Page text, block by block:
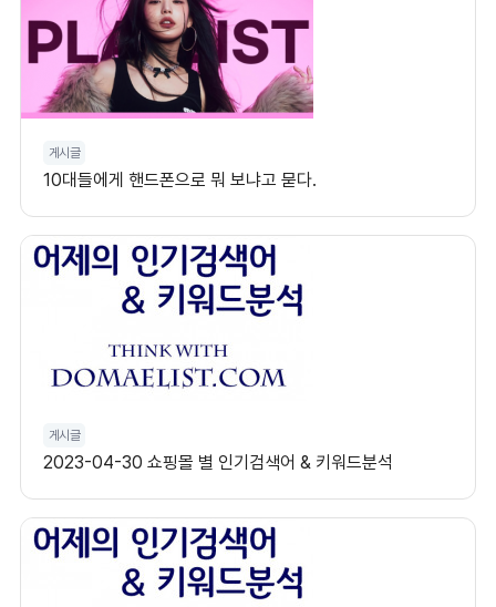
게시글
10대들에게 핸드폰으로 뭐 보냐고 묻다.
게시글
2023-04-30 쇼핑몰 별 인기검색어 & 키워드분석